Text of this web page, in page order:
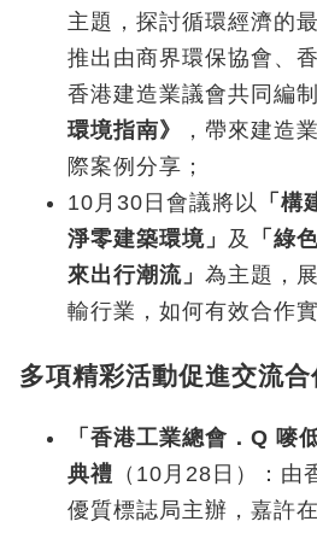
主題，探討循環經濟的
推出由商界環保協會、
香港建造業議會共同編
環境指南》
，帶來建造
際案例分享；
10月30日會議將以 「
淨零建築環境」 及
「綠
來出行潮流」 為主題，
輸行業，如何有效合作
多項精彩活動促進交流合
「香港工業總會．Q 嘜
典禮 （10月28日）：由
優質標誌局主辦，嘉許